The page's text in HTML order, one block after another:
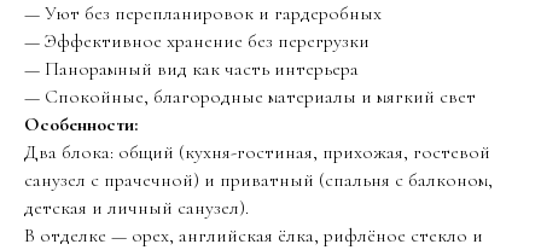
— Уют без перепланировок и гардеробных
— Эффективное хранение без перегрузки
— Панорамный вид как часть интерьера
— Спокойные, благородные материалы и мягкий свет
Особенности:
Два блока: общий (кухня-гостиная, прихожая, гостевой
санузел с прачечной) и приватный (спальня с балконом,
детская и личный санузел).
В отделке — орех, английская ёлка, рифлёное стекло и